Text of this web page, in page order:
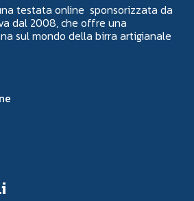
testata online sponsorizzata da
dal 2008, che offre una
sul mondo della birra artigianale